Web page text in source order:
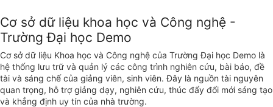
Cơ sở dữ liệu khoa học và Công nghệ -
Trường Đại học Demo
Cơ sở dữ liệu Khoa học và Công nghệ của Trường Đại học Demo là
hệ thống lưu trữ và quản lý các công trình nghiên cứu, bài báo, đề
tài và sáng chế của giảng viên, sinh viên. Đây là nguồn tài nguyên
quan trọng, hỗ trợ giảng dạy, nghiên cứu, thúc đẩy đổi mới sáng tạo
và khẳng định uy tín của nhà trường.